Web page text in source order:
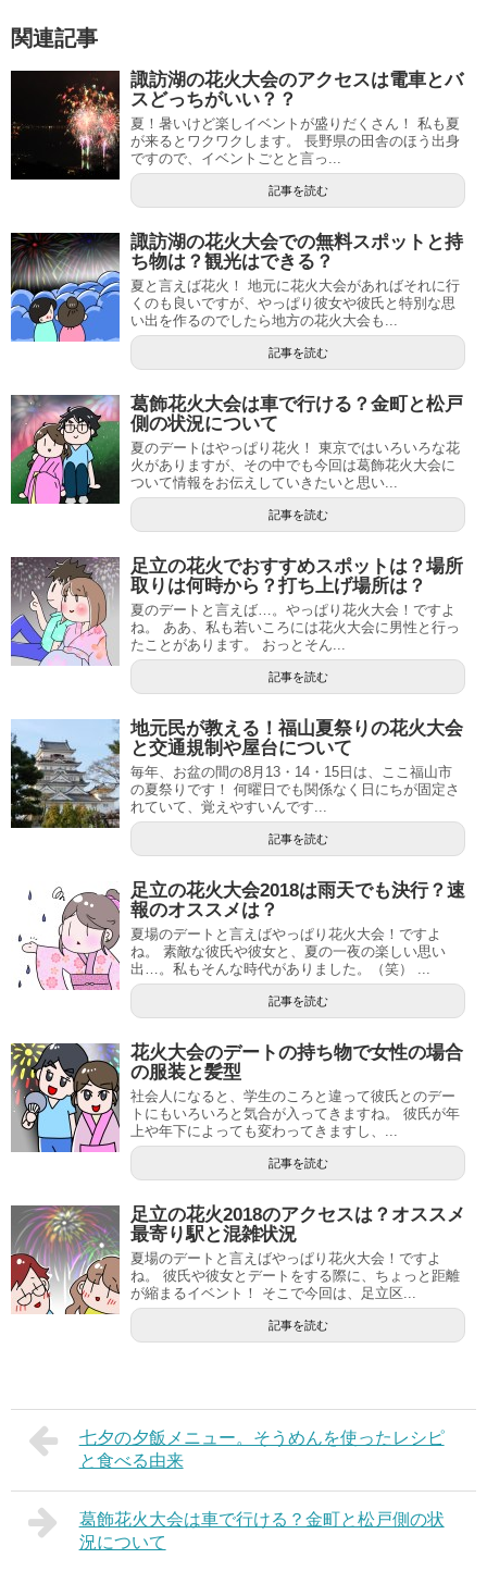
関連記事
諏訪湖の花火大会のアクセスは電車とバ
スどっちがいい？？
夏！暑いけど楽しイベントが盛りだくさん！ 私も夏
が来るとワクワクします。 長野県の田舎のほう出身
ですので、イベントごとと言っ...
記事を読む
諏訪湖の花火大会での無料スポットと持
ち物は？観光はできる？
夏と言えば花火！ 地元に花火大会があればそれに行
くのも良いですが、やっぱり彼女や彼氏と特別な思
い出を作るのでしたら地方の花火大会も...
記事を読む
葛飾花火大会は車で行ける？金町と松戸
側の状況について
夏のデートはやっぱり花火！ 東京ではいろいろな花
火がありますが、その中でも今回は葛飾花火大会に
ついて情報をお伝えしていきたいと思い...
記事を読む
足立の花火でおすすめスポットは？場所
取りは何時から？打ち上げ場所は？
夏のデートと言えば…。やっぱり花火大会！ですよ
ね。 ああ、私も若いころには花火大会に男性と行っ
たことがあります。 おっとそん...
記事を読む
地元民が教える！福山夏祭りの花火大会
と交通規制や屋台について
毎年、お盆の間の8月13・14・15日は、ここ福山市
の夏祭りです！ 何曜日でも関係なく日にちが固定さ
れていて、覚えやすいんです...
記事を読む
足立の花火大会2018は雨天でも決行？速
報のオススメは？
夏場のデートと言えばやっぱり花火大会！ですよ
ね。 素敵な彼氏や彼女と、夏の一夜の楽しい思い
出…。私もそんな時代がありました。（笑） ...
記事を読む
花火大会のデートの持ち物で女性の場合
の服装と髪型
社会人になると、学生のころと違って彼氏とのデー
トにもいろいろと気合が入ってきますね。 彼氏が年
上や年下によっても変わってきますし、...
記事を読む
足立の花火2018のアクセスは？オススメ
最寄り駅と混雑状況
夏場のデートと言えばやっぱり花火大会！ですよ
ね。 彼氏や彼女とデートをする際に、ちょっと距離
が縮まるイベント！ そこで今回は、足立区...
記事を読む
七夕の夕飯メニュー。そうめんを使ったレシピ
と食べる由来
葛飾花火大会は車で行ける？金町と松戸側の状
況について